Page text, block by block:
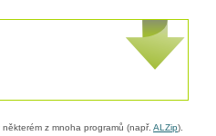
z mnoha programů (např. ALZip).